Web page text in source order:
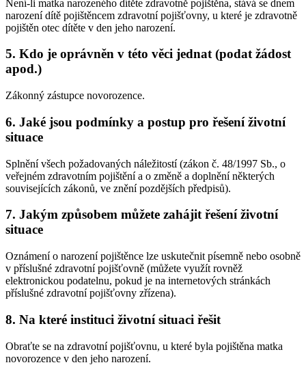
Není-li matka narozeného dítěte zdravotně pojištěna, stává se dnem
narození dítě pojištěncem zdravotní pojišťovny, u které je zdravotně
pojištěn otec dítěte v den jeho narození.
5. Kdo je oprávněn v této věci jednat (podat žádost
apod.)
Zákonný zástupce novorozence.
6. Jaké jsou podmínky a postup pro řešení životní
situace
Splnění všech požadovaných náležitostí (zákon č. 48/1997 Sb., o
veřejném zdravotním pojištění a o změně a doplnění některých
souvisejících zákonů, ve znění pozdějších předpisů).
7. Jakým způsobem můžete zahájit řešení životní
situace
Oznámení o narození pojištěnce lze uskutečnit písemně nebo osobně
v příslušné zdravotní pojišťovně (můžete využít rovněž
elektronickou podatelnu, pokud je na internetových stránkách
příslušné zdravotní pojišťovny zřízena).
8. Na které instituci životní situaci řešit
Obraťte se na zdravotní pojišťovnu, u které byla pojištěna matka
novorozence v den jeho narození.